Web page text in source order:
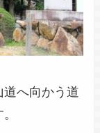
へ向かう道